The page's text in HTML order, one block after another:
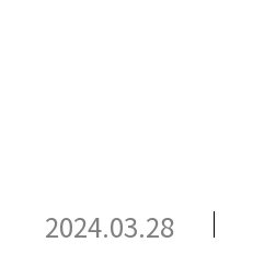
2024.03.28